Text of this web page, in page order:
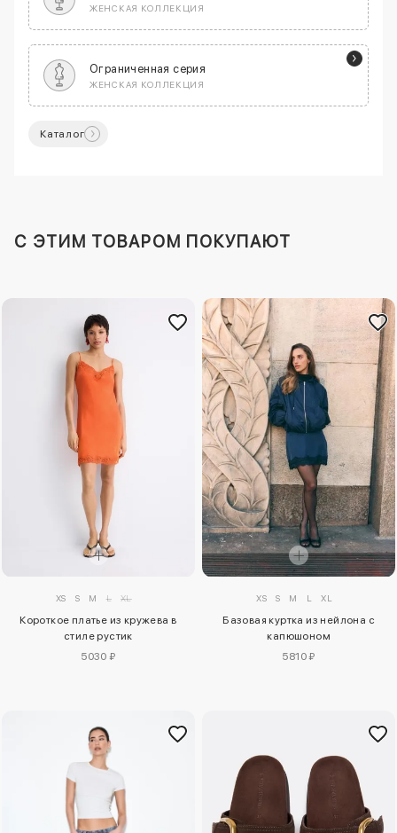
ЖЕНСКАЯ КОЛЛЕКЦИЯ
Ограниченная серия
ЖЕНСКАЯ КОЛЛЕКЦИЯ
Каталог
C ЭТИМ ТОВАРОМ ПОКУПАЮТ
XS S M L XL
Короткое платье из кружева в
стиле рустик
5030 ₽
XS S M L XL
Базовая куртка из нейлона с
капюшоном
5810 ₽